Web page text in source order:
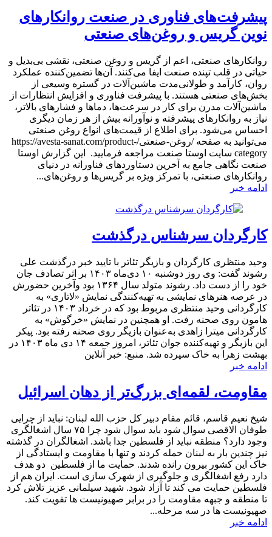
پیشرفت‌های فناوری در صنعت روانکارهای
نوین گریس و روغن‌های صنعتی
روانکارهای صنعتی، اعم از گریس و روغن صنعتی، نقشی بی‌بدیل و
حیاتی در قلب تپنده صنعت ایفا می‌کنند. آن‌ها تضمین‌کننده عملکرد
روان، کارآمد و طولانی‌مدت ماشین‌آلات در گستره وسیعی از
بخش‌های صنعتی هستند. با پیشرفت فناوری و افزایش انتظارات از
ماشین‌آلات مدرن برای کار در سرعت‌ها، دماها و فشارهای بالاتر،
نیاز به روانکارهای پیشرفته و نوآورانه بیش از هر زمان دیگری
احساس می‌شود. برای اطلاع از قیمت‌های انواع روغن صنعتی
می‌توانید به صفحه /روغن-صنعتی/https://avesta-sanat.com/product-
category سایت اوستا صنعت مراجعه فرمایید. این گزارش اوستا
صنعت نگاهی جامع به آخرین دستاوردهای فناورانه در دنیای
روانکارهای صنعتی، با تمرکز ویژه بر گریس‌ها و روغن‌های...
ادامه خبر
کارگردان سرشناس درگذشت
وحید منتظری کارگردان و بازیگر تئاتر با تایید خبر درگذشت علی
رشوند گفت: وی روز دوشنبه ۱۰ دی‌ماه ۱۴۰۳ بر اثر تصادف جان
خود را از دست داد. رشوند متولد سال ۱۳۶۴ بود وآخرین حضورش
در عرصه هنرهای نمایشی به تهیه‌کنندگی نمایش «لاتاری» به
کارگردانی وحید منتظری مربوط بود که در خرداد ۱۴۰۳ در تئاتر
هامون روی صحنه رفت. او همچنین در نمایش «خرگوش» به
کارگردانی میترا زاهدی به‌عنوان بازیگر روی صحنه رفته بود. پیکر
این بازیگر و تهیه‌کننده جوان تئاتر، امروز جمعه ۱۴ دی ماه ۱۴۰۳ در
بهشت زهرا به خاک سپرده شد. منبع: خبر آنلاین
ادامه خبر
مقاومت، لقمه‌ای بزرگ‌تر از دهان اسرائیل
شیخ نعیم قاسم، قائم مقام دبیر کل حزب الله لبنان: نباید از چرایی
طوفان الاقصی سوال شود باید سوال شود چرا ۷۵ سال اشغالگری
وجود دارد؟ منطقه نباید از فلسطین جدا باشد. اشغالگران در گذشته
نیز چندین بار به لبنان حمله کردند و تنها با مقاومت و ایستادگی از
خاک این کشور بیرون رانده شدند. حمایت ما از فلسطین دو هدف
دارد رفع اشغالگری و جلوگیری از شهرک سازی است. ایران هم از
فلسطین حمایت می کند تا آزاد شود. شهید سیلمانی عزیز تلاش کرد
تا منطقه و جبهه مقاومت را در برابر صهیونیست ها تقویت کند.
صهیونیست ها در سه مرحله...
ادامه خبر